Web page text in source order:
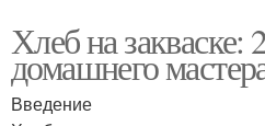
Хлеб на закваске:
домашнего
Введение